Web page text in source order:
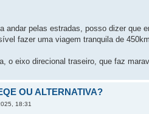
andar pelas estradas, posso dizer que
fazer uma viagem tranquila de
o eixo direcional traseiro, que faz
OU ALTERNATIVA?
18:31